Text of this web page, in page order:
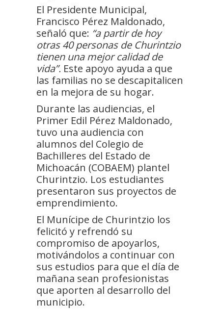
El Presidente Municipal,
Francisco Pérez Maldonado,
señaló que: “a partir de hoy
otras 40 personas de Churintzio
tienen una mejor calidad de
vida”. Este apoyo ayuda a que
las familias no se descapitalicen
en la mejora de su hogar.
Durante las audiencias, el
Primer Edil Pérez Maldonado,
tuvo una audiencia con
alumnos del Colegio de
Bachilleres del Estado de
Michoacán (COBAEM) plantel
Churintzio. Los estudiantes
presentaron sus proyectos de
emprendimiento.
El Munícipe de Churintzio los
felicitó y refrendó su
compromiso de apoyarlos,
motivándolos a continuar con
sus estudios para que el día de
mañana sean profesionistas
que aporten al desarrollo del
municipio.